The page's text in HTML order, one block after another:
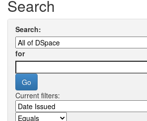
Search
Search:
for
Current filters: